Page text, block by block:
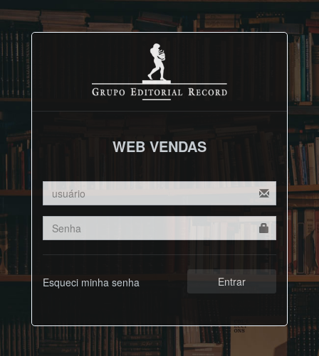
WEB VENDAS
Esqueci minha senha Entrar